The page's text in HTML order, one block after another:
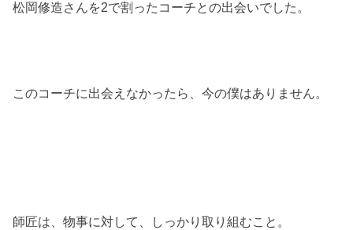
松岡修造さんを2で割ったコーチとの出会いでした。
このコーチに出会えなかったら、今の僕はありません。
師匠は、物事に対して、しっかり取り組むこと。